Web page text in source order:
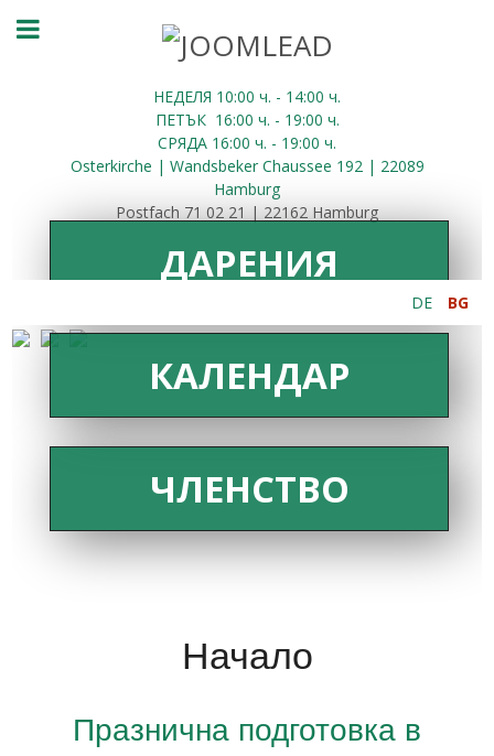
НЕДЕЛЯ 10:00 ч. - 14:00 ч.
ПЕТЪК 16:00 ч. - 19:00 ч.
СРЯДА 16:00 ч. - 19:00 ч.
Osterkirche | Wandsbeker Chaussee 192 | 22089
Hamburg
Postfach 71 02 21 | 22162 Hamburg
DE BG
ДАРЕНИЯ
КАЛЕНДАР
ЧЛЕНСТВО
Начало
Празнична подготовка в